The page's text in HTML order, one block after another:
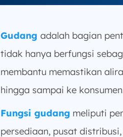
Gudang adalah bagian
tidak hanya berfungsi
membantu memastikan
hingga sampai ke
Fungsi gudang meliputi
persediaan, pusat